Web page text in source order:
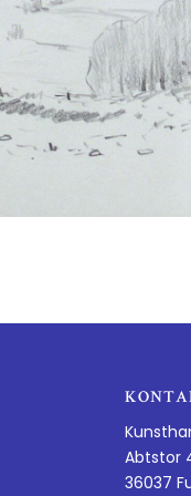
Abtstor
36037